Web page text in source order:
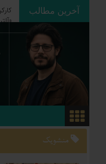
آخرین مطالب
منشويک